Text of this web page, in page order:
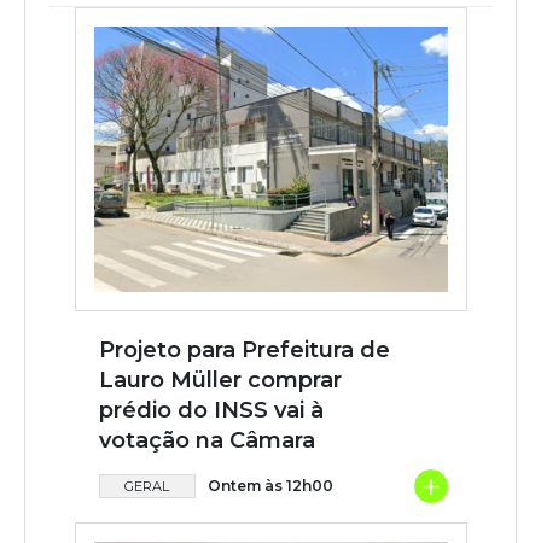
Projeto para Prefeitura de
Lauro Müller comprar
prédio do INSS vai à
votação na Câmara
GERAL Ontem às 12h00 +